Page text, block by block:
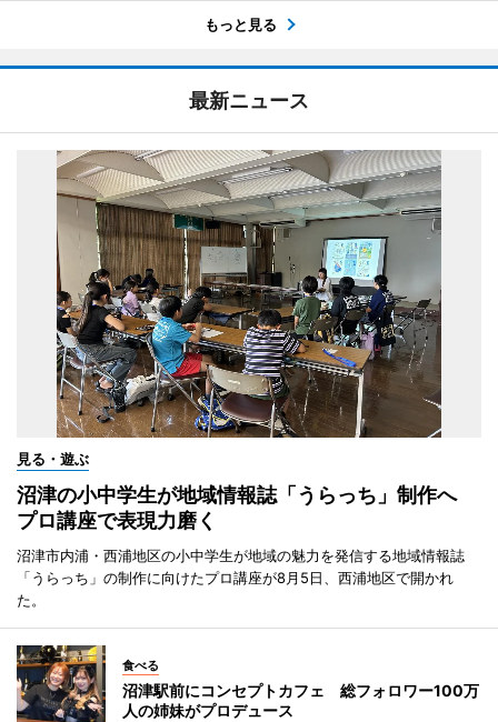
もっと見る
最新ニュース
見る・遊ぶ
沼津の小中学生が地域情報誌「うらっち」制作へ
プロ講座で表現力磨く
沼津市内浦・西浦地区の小中学生が地域の魅力を発信する地域情報誌
「うらっち」の制作に向けたプロ講座が8月5日、西浦地区で開かれ
た。
食べる
沼津駅前にコンセプトカフェ 総フォロワー100万
人の姉妹がプロデュース